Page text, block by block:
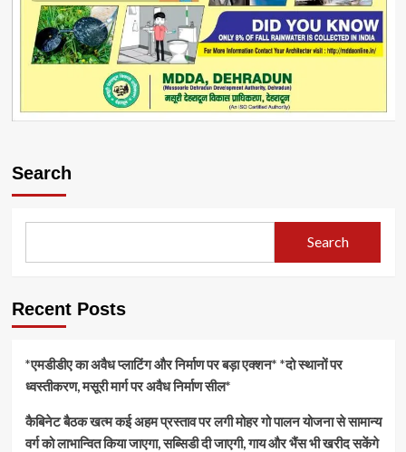
Search
Search
Recent Posts
*एमडीडीए का अवैध प्लाटिंग और निर्माण पर बड़ा एक्शन* *दो स्थानों पर
ध्वस्तीकरण, मसूरी मार्ग पर अवैध निर्माण सील*
कैबिनेट बैठक खत्म कई अहम प्रस्ताव पर लगी मोहर गो पालन योजना से सामान्य
वर्ग को लाभान्वित किया जाएगा, सब्सिडी दी जाएगी, गाय और भैंस भी खरीद सकेंगे